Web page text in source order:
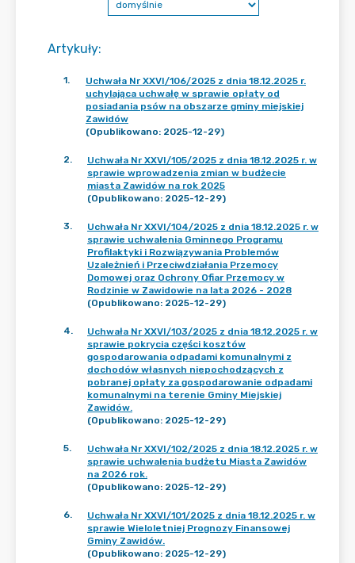
Artykuły:
1.
Uchwała Nr XXVI/106/2025 z dnia 18.12.2025 r.
uchylająca uchwałę w sprawie opłaty od
posiadania psów na obszarze gminy miejskiej
Zawidów
(Opublikowano: 2025-12-29)
2.
Uchwała Nr XXVI/105/2025 z dnia 18.12.2025 r. w
sprawie wprowadzenia zmian w budżecie
miasta Zawidów na rok 2025
(Opublikowano: 2025-12-29)
3.
Uchwała Nr XXVI/104/2025 z dnia 18.12.2025 r. w
sprawie uchwalenia Gminnego Programu
Profilaktyki i Rozwiązywania Problemów
Uzależnień i Przeciwdziałania Przemocy
Domowej oraz Ochrony Ofiar Przemocy w
Rodzinie w Zawidowie na lata 2026 - 2028
(Opublikowano: 2025-12-29)
4.
Uchwała Nr XXVI/103/2025 z dnia 18.12.2025 r. w
sprawie pokrycia części kosztów
gospodarowania odpadami komunalnymi z
dochodów własnych niepochodzących z
pobranej opłaty za gospodarowanie odpadami
komunalnymi na terenie Gminy Miejskiej
Zawidów.
(Opublikowano: 2025-12-29)
5.
Uchwała Nr XXVI/102/2025 z dnia 18.12.2025 r. w
sprawie uchwalenia budżetu Miasta Zawidów
na 2026 rok.
(Opublikowano: 2025-12-29)
6.
Uchwała Nr XXVI/101/2025 z dnia 18.12.2025 r. w
sprawie Wieloletniej Prognozy Finansowej
Gminy Zawidów.
(Opublikowano: 2025-12-29)